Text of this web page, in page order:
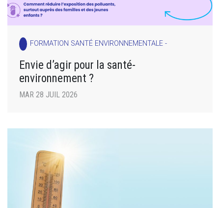
FORMATION SANTÉ ENVIRONNEMENTALE -
Envie d’agir pour la santé-
environnement ?
MAR 28 JUIL 2026